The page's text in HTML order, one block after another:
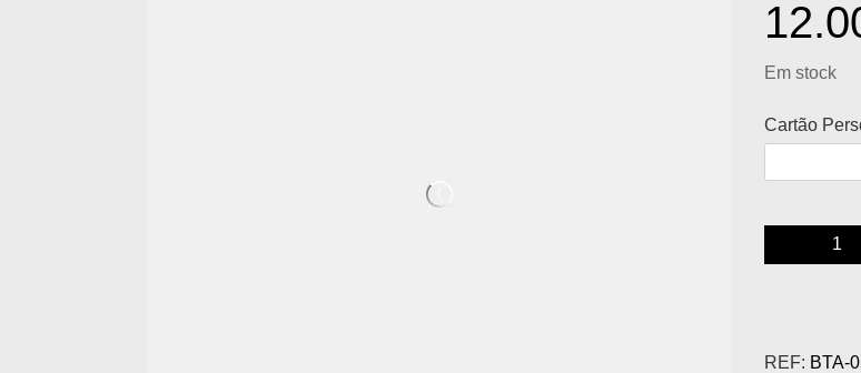
Em stock
Cartão
REF: BTA-